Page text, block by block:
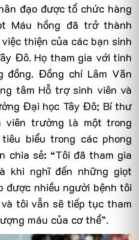
đạo được tổ chức hàng
Máu hồng đã trở thành
thiện của các bạn sinh
Đô. Họ tham gia với tinh
đồng. Đồng chí Lâm Văn
tâm Hỗ trợ sinh viên và
Đại học Tây Đô; Bí thư
viên trường là một trong
biểu trong các phong
chia sẻ: “Tôi đã tham gia
khi nghĩ đến những giọt
được nhiều người bệnh tôi
tôi vẫn sẽ tiếp tục tham
máu của cơ thể”.